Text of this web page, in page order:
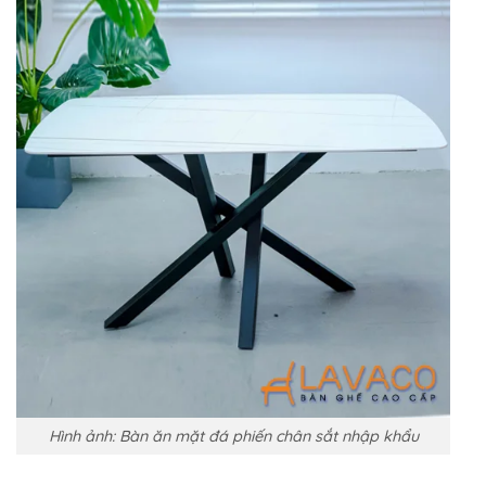
Hình ảnh: Bàn ăn mặt đá phiến chân sắt nhập khẩu